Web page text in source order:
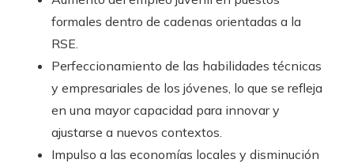
formales dentro de cadenas orientadas a la
RSE.
Perfeccionamiento de las habilidades técnicas
y empresariales de los jóvenes, lo que se refleja
en una mayor capacidad para innovar y
ajustarse a nuevos contextos.
Impulso a las economías locales y disminución